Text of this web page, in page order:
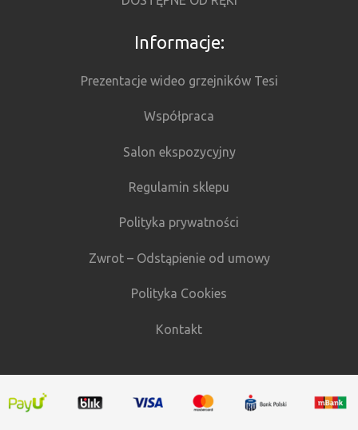
Informacje:
Prezentacje wideo grzejników Tesi
Współpraca
Salon ekspozycyjny
Regulamin sklepu
Polityka prywatności
Zwrot – Odstąpienie od umowy
Polityka Cookies
Kontakt